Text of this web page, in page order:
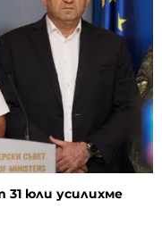
юли усилихме